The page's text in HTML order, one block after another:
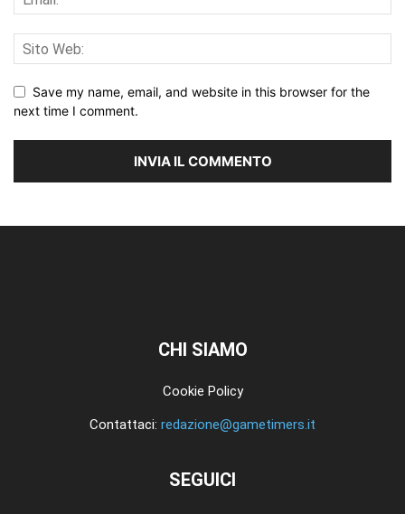
Save my name, email, and website in this browser for the
next time I comment.
CHI SIAMO
Cookie Policy
Contattaci: redazione@gametimers.it
SEGUICI